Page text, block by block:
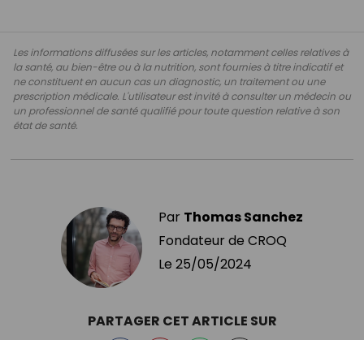
Les informations diffusées sur les articles, notamment celles relatives à
la santé, au bien-être ou à la nutrition, sont fournies à titre indicatif et
ne constituent en aucun cas un diagnostic, un traitement ou une
prescription médicale. L'utilisateur est invité à consulter un médecin ou
un professionnel de santé qualifié pour toute question relative à son
état de santé.
Par Thomas Sanchez
Fondateur de CROQ
Le 25/05/2024
PARTAGER CET ARTICLE SUR